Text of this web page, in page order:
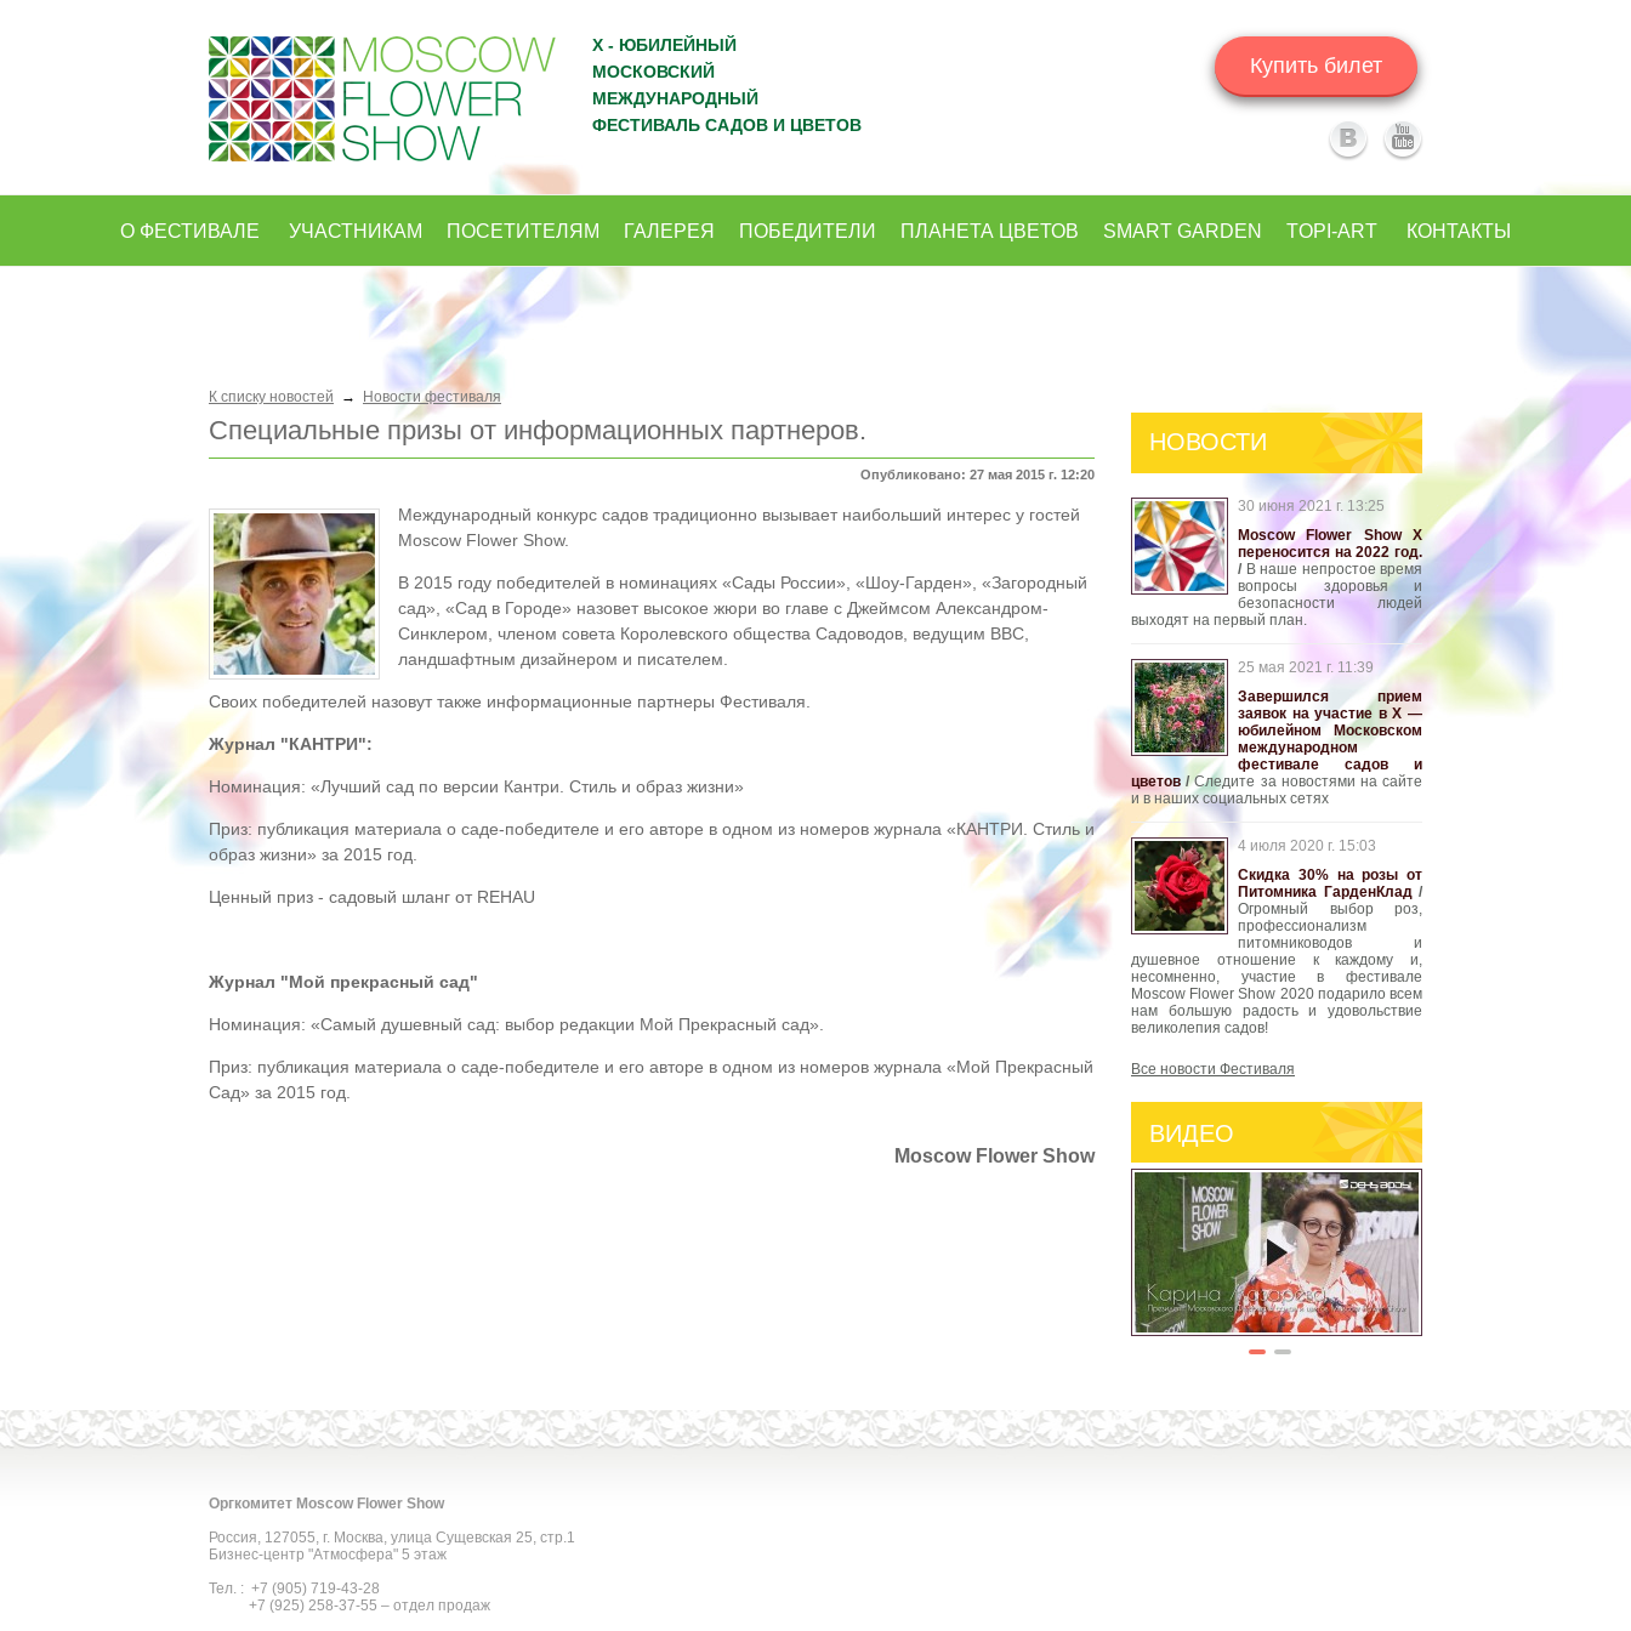
К списку новостей → Новости фестиваля
Специальные призы от информационных партнеров.
Опубликовано: 27 мая 2015 г. 12:20
Международный конкурс садов традиционно вызывает наибольший интерес у гостей
Moscow Flower Show.
В 2015 году победителей в номинациях «Сады России», «Шоу-Гарден», «Загородный
сад», «Сад в Городе» назовет высокое жюри во главе с Джеймсом Александром-
Синклером, членом совета Королевского общества Садоводов, ведущим BBC,
ландшафтным дизайнером и писателем.
Своих победителей назовут также информационные партнеры Фестиваля.
Журнал "КАНТРИ":
Номинация: «Лучший сад по версии Кантри. Стиль и образ жизни»
Приз: публикация материала о саде-победителе и его авторе в одном из номеров журнала «КАНТРИ. Стиль и
образ жизни» за 2015 год.
Ценный приз - садовый шланг от REHAU
Журнал "Мой прекрасный сад"
Номинация: «Самый душевный сад: выбор редакции Мой Прекрасный сад».
Приз: публикация материала о саде-победителе и его авторе в одном из номеров журнала «Мой Прекрасный
Сад» за 2015 год.
Moscow Flower Show
НОВОСТИ
30 июня 2021 г. 13:25
Moscow Flower Show X
переносится на 2022 год.
/ В наше непростое время
вопросы здоровья и
безопасности людей
выходят на первый план.
25 мая 2021 г. 11:39
Завершился прием
заявок на участие в Х —
юбилейном Московском
международном
фестивале садов и
цветов /Следите за новостями на сайте
и в наших социальных сетях
4 июля 2020 г. 15:03
Скидка 30% на розы от
Питомника ГарденКлад /
Огромный выбор роз,
профессионализм
питомниководов и
душевное отношение к каждому и,
несомненно, участие в фестивале
Moscow Flower Show 2020 подарило всем
нам большую радость и удовольствие
великолепия садов!
Все новости Фестиваля
ВИДЕО
X - ЮБИЛЕЙНЫЙ
МОСКОВСКИЙ
МЕЖДУНАРОДНЫЙ
ФЕСТИВАЛЬ САДОВ И ЦВЕТОВ
Купить билет
О ФЕСТИВАЛЕ УЧАСТНИКАМ ПОСЕТИТЕЛЯМ ГАЛЕРЕЯ ПОБЕДИТЕЛИ ПЛАНЕТА ЦВЕТОВ SMART GARDEN TOPI-ART КОНТАКТЫ
Оргкомитет Moscow Flower Show
Россия, 127055, г. Москва, улица Сущевская 25, стр.1
Бизнес-центр "Атмосфера" 5 этаж
Тел. : +7 (905) 719-43-28
+7 (925) 258-37-55 – отдел продаж